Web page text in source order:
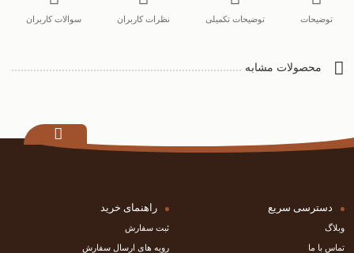
توضیحات توضیحات تکمیلی نظرات کاربران سوالات کاربران
محصولات مشابه
دسترسی سریع
وبلاگ
تماس با ما
راهنمای خرید
ثبت سفارش
رویه های ارسال سفارش